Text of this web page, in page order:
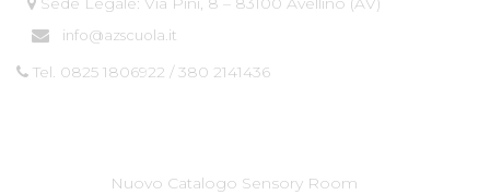
info@azscuola.it
Tel. 0825 1806922 / 380 2141436
Nuovo Catalogo Sensory Room